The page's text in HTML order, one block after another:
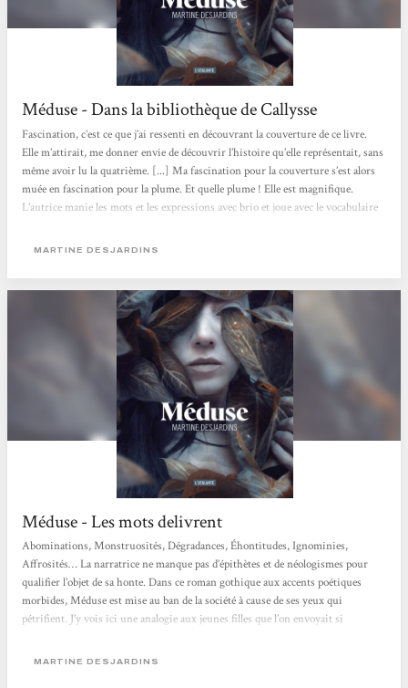
Méduse - Dans la bibliothèque de Callysse
Fascination, c’est ce que j’ai ressenti en découvrant la couverture de ce livre.
Elle m’attirait, me donner envie de découvrir l’histoire qu’elle représentait, sans
même avoir lu la quatrième. [...] Ma fascination pour la couverture s’est alors
muée en fascination pour la plume. Et quelle plume ! Elle est magnifique.
L’autrice manie les mots et les expressions avec brio et joue avec le vocabulaire
l’histoire de la Méduse mythologique à celle de sa Méduse. Il y a une telle
MARTINE DESJARDINS
Méduse - Les mots delivrent
Abominations, Monstruosités, Dégradances, Éhontitudes, Ignominies,
Affrosités… La narratrice ne manque pas d’épithètes et de néologismes pour
qualifier l’objet de sa honte. Dans ce roman gothique aux accents poétiques
morbides, Méduse est mise au ban de la société à cause de ses yeux qui
pétrifient. J’y vois ici une analogie aux jeunes filles que l’on envoyait si
attirait trop les convoitises de ces messieurs, si elle avait commis une faute
MARTINE DESJARDINS